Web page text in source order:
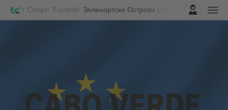
Спорт Football Зеленортски Острови Светско првенство
Најави се